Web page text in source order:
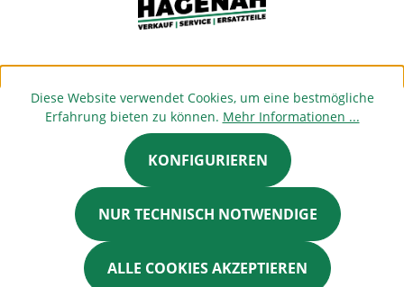
Diese Website verwendet Cookies, um eine bestmögliche
Erfahrung bieten zu können. Mehr Informationen ...
NUR TECHNISCH NOTWENDIGE
KONFIGURIEREN
ALLE COOKIES AKZEPTIEREN